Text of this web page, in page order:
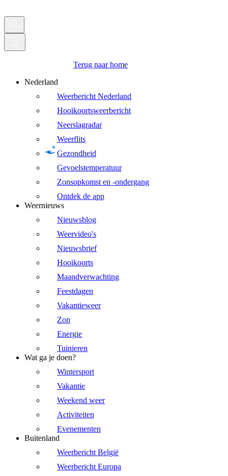
Terug naar home
Nederland
Weerbericht Nederland
Hooikoortsweerbericht
Neerslagradar
Weerflits
Gezondheid
Gevoelstemperatuur
Zonsopkomst en -ondergang
Ontdek de app
Weernieuws
Nieuwsblog
Weervideo's
Nieuwsbrief
Hooikoorts
Maandverwachting
Feestdagen
Vakantieweer
Zon
Energie
Tuinieren
Wat ga je doen?
Wintersport
Vakantie
Weekend weer
Activiteiten
Evenementen
Buitenland
Weerbericht België
Weerbericht Europa